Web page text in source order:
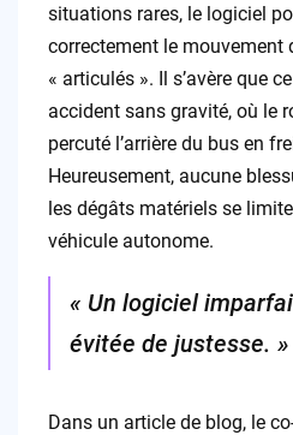
situations rares, le logiciel
correctement le mouvement
« articulés ». Il s’avère que
accident sans gravité, où le
percuté l’arrière du bus en
Heureusement, aucune
les dégâts matériels se
véhicule autonome.
« Un logiciel
évitée de justesse. »
Dans un article de blog, le